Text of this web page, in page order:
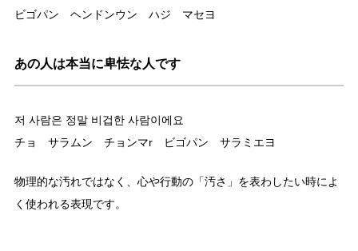
ビゴパン ヘンドンウン ハジ マセヨ
あの人は本当に卑怯な人です
저 사람은 정말 비겁한 사람이에요
チョ サラムン チョンマr ビゴパン サラミエヨ
物理的な汚れではなく、心や行動の「汚さ」を表わしたい時によ
く使われる表現です。